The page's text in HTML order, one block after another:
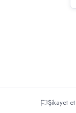
Şikayet et